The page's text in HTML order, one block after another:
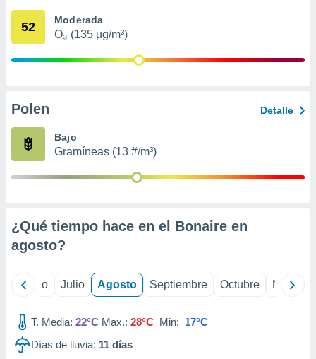
mediante
publicidad
de
52 Moderada
O₃ (135 µg/m³)
Polen Detalle
Bajo
Gramíneas (13 #/m³)
¿Qué tiempo hace en el Bonaire en
agosto?
Junio Julio Agosto Septiembre Octubre
T. Media: 22°C Max.: 28°C Min: 17°C
Días de lluvia: 11 días